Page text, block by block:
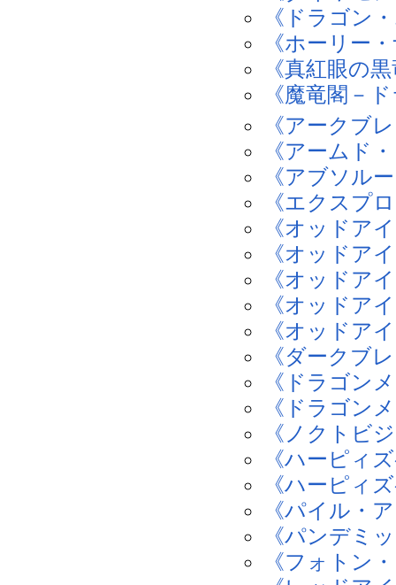
《ドラゴン
《ホーリー
《真紅眼の
《魔竜閣－
《アークブ
《アームド
《アブソル
《エクスプ
《オッドア
《オッドア
《オッドア
《オッドア
《オッドア
《ダークブ
《ドラゴン
《ドラゴン
《ノクトビ
《ハーピィ
《ハーピィ
《パイル・
《パンデミ
《フォトン